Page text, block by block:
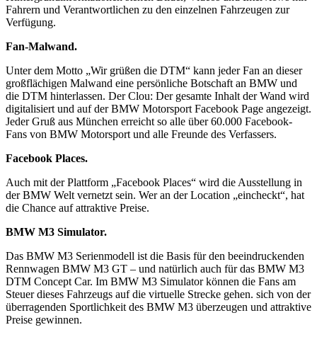
Fahrern und Verantwortlichen zu den einzelnen Fahrzeugen zur
Verfügung.
Fan-Malwand.
Unter dem Motto „Wir grüßen die DTM“ kann jeder Fan an dieser
großflächigen Malwand eine persönliche Botschaft an BMW und
die DTM hinterlassen. Der Clou: Der gesamte Inhalt der Wand wird
digitalisiert und auf der BMW Motorsport Facebook Page angezeigt.
Jeder Gruß aus München erreicht so alle über 60.000 Facebook-
Fans von BMW Motorsport und alle Freunde des Verfassers.
Facebook Places.
Auch mit der Plattform „Facebook Places“ wird die Ausstellung in
der BMW Welt vernetzt sein. Wer an der Location „eincheckt“, hat
die Chance auf attraktive Preise.
BMW M3 Simulator.
Das BMW M3 Serienmodell ist die Basis für den beeindruckenden
Rennwagen BMW M3 GT – und natürlich auch für das BMW M3
DTM Concept Car. Im BMW M3 Simulator können die Fans am
Steuer dieses Fahrzeugs auf die virtuelle Strecke gehen. sich von der
überragenden Sportlichkeit des BMW M3 überzeugen und attraktive
Preise gewinnen.